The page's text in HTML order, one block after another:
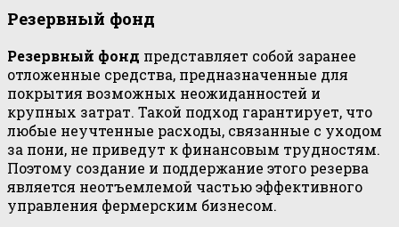
Резервный фонд
Резервный фонд представляет собой заранее
отложенные средства, предназначенные для
покрытия возможных неожиданностей и
крупных затрат. Такой подход гарантирует, что
любые неучтенные расходы, связанные с уходом
за пони, не приведут к финансовым трудностям.
Поэтому создание и поддержание этого резерва
является неотъемлемой частью эффективного
управления фермерским бизнесом.